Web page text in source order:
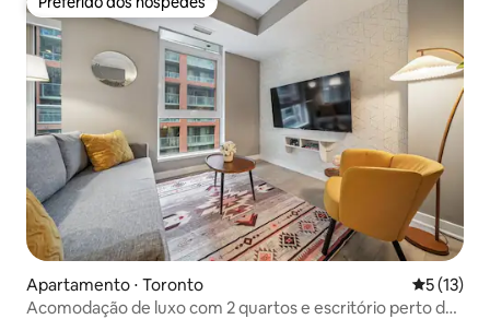
Preferido dos hóspedes
Apartamento ⋅ Toronto 5 de uma
5 (13)
Acomodação de luxo com 2 quartos e escritório perto da